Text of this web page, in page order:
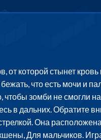
которой стынет
что есть мочи и
зомби не смогли
в дальних. Обратите
Она
Для мальчиков.